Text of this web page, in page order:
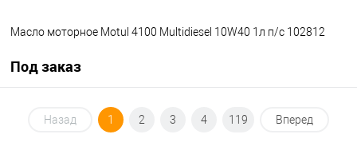
Масло моторное Motul 4100 Multidiesel 10W40 1л п/с 102812
Под заказ
Под заказ
Назад 1 2 3 4 119 Вперед